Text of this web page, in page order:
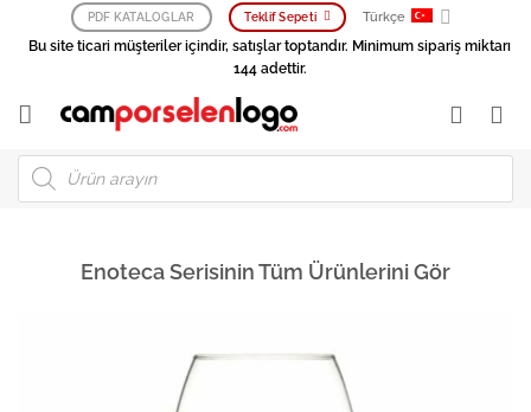
PDF KATALOGLAR Teklif Sepeti Türkçe
Bu site ticari müşteriler içindir, satışlar toptandır. Minimum sipariş miktarı
144 adettir.
Products
search
Enoteca Serisinin Tüm Ürünlerini Gör